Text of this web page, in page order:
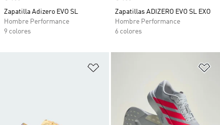
Zapatilla Adizero EVO SL
Hombre Performance
9 colores
Zapatillas ADIZERO EVO SL EXO
Hombre Performance
6 colores